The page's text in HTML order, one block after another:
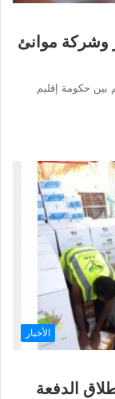
وشركة موانئ
بين حكومة إقليم
الأخبار
الدفعة